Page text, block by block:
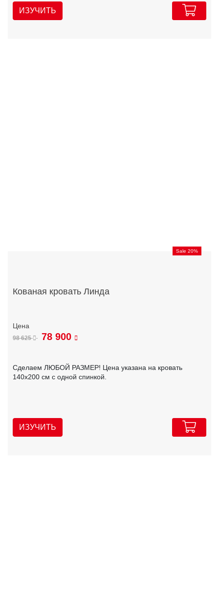
ИЗУЧИТЬ
Sale 20%
Кованая кровать Линда
98 625 78 900
Сделаем ЛЮБОЙ РАЗМЕР! Цена указана на кровать
140х200 см с одной спинкой.
ИЗУЧИТЬ